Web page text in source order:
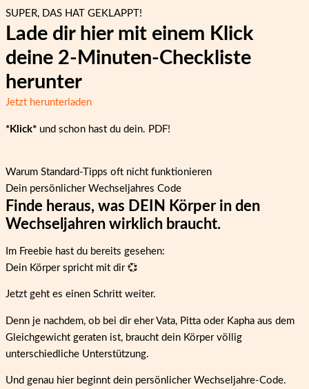
SUPER, DAS HAT GEKLAPPT!
Lade dir hier mit einem Klick
deine 2-Minuten-Checkliste
herunter
Jetzt herunterladen
*Klick* und schon hast du dein. PDF!
Warum Standard-Tipps oft nicht funktionieren
Dein persönlicher Wechseljahres Code
Finde heraus, was DEIN Körper in den
Wechseljahren wirklich braucht.
Im Freebie hast du bereits gesehen:
Dein Körper spricht mit dir 💞
Jetzt geht es einen Schritt weiter.
Denn je nachdem, ob bei dir eher Vata, Pitta oder Kapha aus dem
Gleichgewicht geraten ist, braucht dein Körper völlig
unterschiedliche Unterstützung.
Und genau hier beginnt dein persönlicher Wechseljahre-Code.